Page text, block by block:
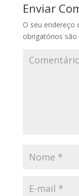
Enviar
O seu endereço
obrigatórios